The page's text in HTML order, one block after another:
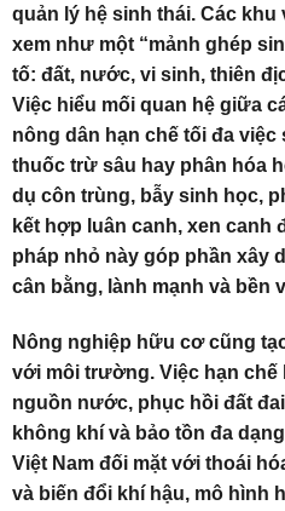
quản lý hệ sinh thái. Các
xem như một “mảnh ghép
tố: đất, nước, vi sinh, thiên
Việc hiểu mối quan hệ giữa
nông dân hạn chế tối đa
thuốc trừ sâu hay phân hóa
dụ côn trùng, bẫy sinh học,
kết hợp luân canh, xen canh
pháp nhỏ này góp phần xây
cân bằng, lành mạnh và bền
Nông nghiệp hữu cơ cũng
với môi trường. Việc hạn chế
nguồn nước, phục hồi đất
không khí và bảo tồn đa
Việt Nam đối mặt với thoái
và biến đổi khí hậu, mô hình